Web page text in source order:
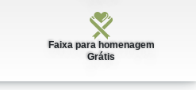
Faixa para homenagem
Grátis